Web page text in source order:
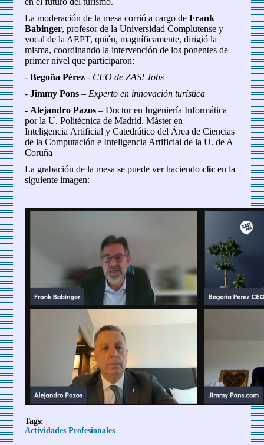
La moderación de la mesa corrió a cargo deFrank
Babinger, profesor de la Universidad Complutense y
vocal de la AEPT, quién, magníficamente, dirigió la
misma, coordinando la intervención de los ponentes de
primer nivel que participaron:
-Begoña Pérez- CEO de ZAS! Jobs
-Jimmy Pons – Experto en innovación turística
- Alejandro Pazos – Doctor en Ingeniería Informática
por la U. Politécnica de Madrid. Máster en
Inteligencia Artificial y Catedrático del Área de Ciencias
de la Computación e Inteligencia Artificial de la U. de A
Coruña
La grabación de la mesa se puede ver haciendoclicen la
siguiente imagen:
Tags:
Actividades Profesionales